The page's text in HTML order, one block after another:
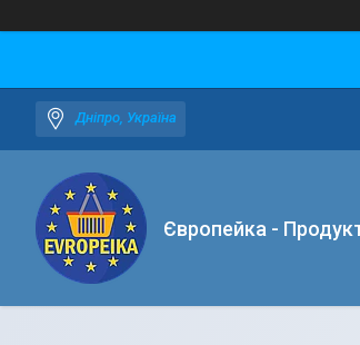
Дніпро, Україна
Європейка -